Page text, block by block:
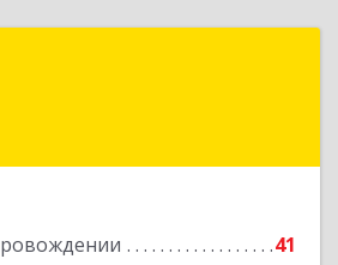
41
Иркутская обл, Усть-Илимск г,